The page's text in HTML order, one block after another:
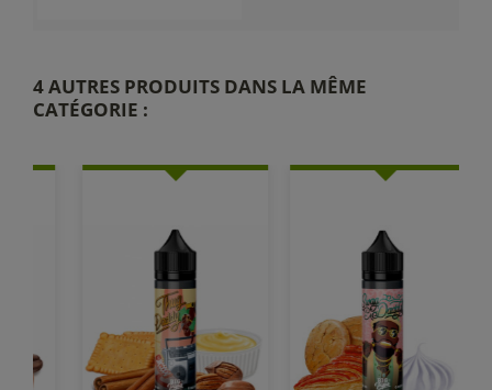
4 AUTRES PRODUITS DANS LA MÊME
CATÉGORIE :